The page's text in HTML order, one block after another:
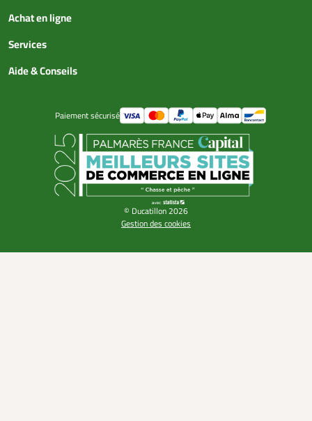
Achat en ligne
Services
Aide & Conseils
Paiement sécurisé
© Ducatillon 2026
Gestion des cookies